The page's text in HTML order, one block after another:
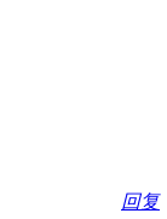
回复